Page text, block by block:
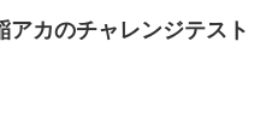
アカのチャレンジテスト